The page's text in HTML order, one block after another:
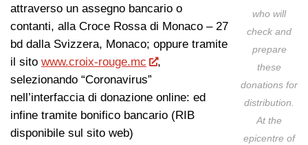
who will
check and
prepare
these
donations for
distribution.
At the
epicentre of
attraverso un assegno bancario o
contanti, alla Croce Rossa di Monaco – 27
bd dalla Svizzera, Monaco; oppure tramite
il sito www.croix-rouge.mc
,
selezionando “Coronavirus”
nell’interfaccia di donazione online: ed
infine tramite bonifico bancario (RIB
disponibile sul sito web)